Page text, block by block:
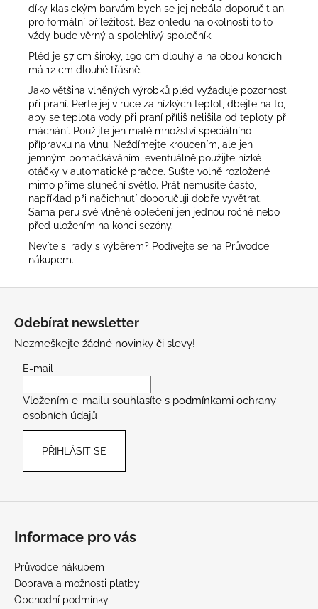
díky klasickým barvám bych se jej nebála doporučit ani
pro formální příležitost. Bez ohledu na okolnosti to to
vždy bude věrný a spolehlivý společník.
Pléd je 57 cm široký, 190 cm dlouhý a na obou koncích
má 12 cm dlouhé třásně.
Jako většina vlněných výrobků pléd vyžaduje pozornost
při praní. Perte jej v ruce za nízkých teplot, dbejte na to,
aby se teplota vody při praní příliš nelišila od teploty při
máchání. Použijte jen malé množství speciálního
přípravku na vlnu. Neždímejte kroucením, ale jen
jemným pomačkáváním, eventuálně použijte nízké
otáčky v automatické pračce. Sušte volně rozložené
mimo přímé sluneční světlo. Prát nemusíte často,
například při načichnutí doporučuji dobře vyvětrat.
Sama peru své vlněné oblečení jen jednou ročně nebo
před uložením na konci sezóny.
Nevíte si rady s výběrem? Podívejte se na Průvodce
nákupem.
Odebírat newsletter
Nezmeškejte žádné novinky či slevy!
E-mail
Vložením e-mailu souhlasíte s podmínkami ochrany
osobních údajů
PŘIHLÁSIT SE
Informace pro vás
Průvodce nákupem
Doprava a možnosti platby
Obchodní podmínky